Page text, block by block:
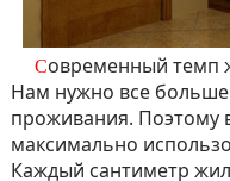
Современный темп жизни диктует свои правила.
Нам нужно все
проживания. Поэтому
максимально
Каждый сантиметр